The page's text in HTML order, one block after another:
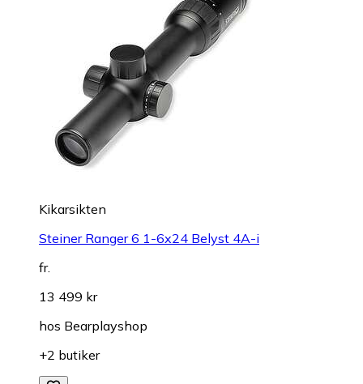
Kikarsikten
Steiner Ranger 6 1-6x24 Belyst 4A-i
fr.
13 499 kr
hos Bearplayshop
+2 butiker